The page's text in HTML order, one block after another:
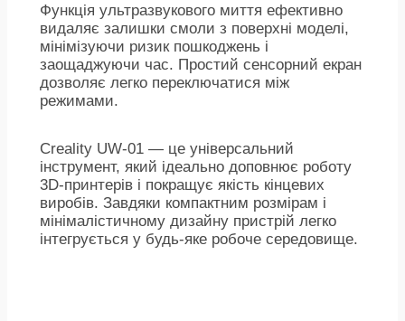
Функція ультразвукового миття ефективно
видаляє залишки смоли з поверхні моделі,
мінімізуючи ризик пошкоджень і
заощаджуючи час. Простий сенсорний екран
дозволяє легко переключатися між
режимами.
Creality UW-01 — це універсальний
інструмент, який ідеально доповнює роботу
3D-принтерів і покращує якість кінцевих
виробів. Завдяки компактним розмірам і
мінімалістичному дизайну пристрій легко
інтегрується у будь-яке робоче середовище.